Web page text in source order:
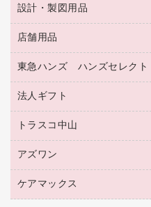
食品添加物製品
プレゼン用ファイル
ファイルボックス
パイプ式ファイル
その他ファイル
クリヤーホルダー
クリヤーブック（差替式）
クリヤーブック（固定式
マーキングペン（油性）
マーキングペン（水性）
ボールペン（油性）
ボールペン（ゲルインク）
シャープペンシル用替芯
備品／小物ケース
透明テープ 事務用
電話台
針なしステープラー
紙めくり
裁断機
介護用品
医療関連用品
工事関連用品
屋外用品
設計・製図用品
設計・製図用品
店舗用品
店舗運営用品
陳列什器
紙手提げ袋
レジ・ポリ袋
ディスプレイ用品
カウンター／お会計用品
東急ハンズ ハンズセレクト
東急ハンズ
法人ギフト
高島屋
カウネットギフト
高島屋（食品・飲料）
カウネットギフト（食品
トラスコ中山
建築・作業用品
アズワン
医療・介護用品（食品・
ケアマックス